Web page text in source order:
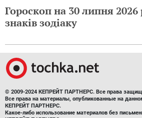
Гороскоп на 30 липня 2026
знаків зодіаку
© 2009-2024 КЕПРЕЙТ ПАРТНЕРС. Все права
Все права на материалы, опубликованные на
КЕПРЕЙТ ПАРТНЕРС.
Какое-либо использование материалов без